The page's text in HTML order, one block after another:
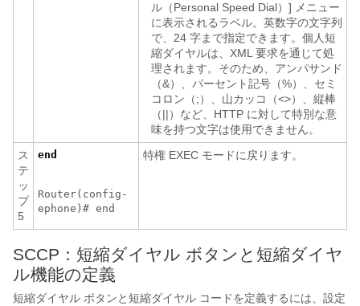
ル（Personal Speed Dial）] メニュー
に表示されるラベル。英数字の文字列
で、24 字まで指定できます。個人短
縮ダイヤルは、XML 要求を通じて処
理されます。そのため、アンパサンド
（&）、パーセント記号（%）、セミ
コロン（;）、山カッコ（<>）、縦棒
（||）など、HTTP に対して特別な意
味を持つ文字は使用できません。
ス
テ
ッ
プ
5
end
Router(config-
ephone)# end
特権 EXEC モードに戻ります。
SCCP：短縮ダイヤル ボタンと 短縮ダイヤ
ル機能の定義
短縮ダイヤル ボタンと短縮ダイヤル コードを定義するには、設定